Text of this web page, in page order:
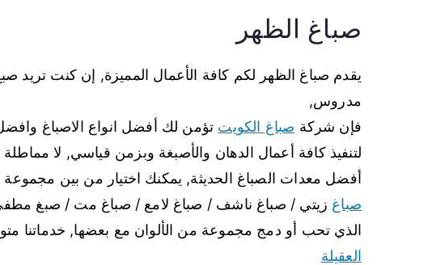
صباغ الظهر
يقدم صباغ الظهر لكم كافة الأعمال المميزة, إن كنت تريد
مدروس,
فإن شركة صباغ الكويت تؤمن لك أفضل انواع الاصباغ
لتنفيذ كافة أعمال الدهان والأصبغة وبزمن قياسي, لا
أفضل معدات الصباغ الحديثة, يمكنك اختيار من بين مجموعة
صباغ زيتي / صباغ ناشف / صباغ لامع / صباغ مت / صبغ مطفي
الذي تحب أو دمج مجموعة من الألوان مع بعضها, خدماتنا
العقيلة